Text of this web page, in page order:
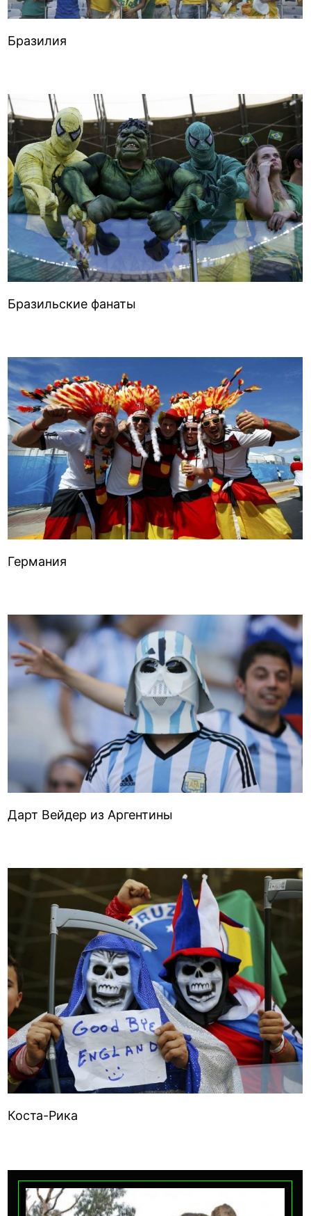
Бразилия
Бразильские фанаты
Германия
Дарт Вейдер из Аргентины
Коста-Рика